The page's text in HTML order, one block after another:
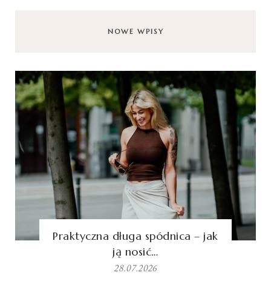
NOWE WPISY
Praktyczna długa spódnica – jak
ją nosić…
28.07.2026